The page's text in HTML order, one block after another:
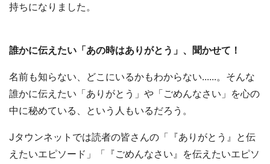
持ちになりました。
誰かに伝えたい「あの時はありがとう」、聞かせて！
名前も知らない、どこにいるかもわからない......。そんな
誰かに伝えたい「ありがとう」や「ごめんなさい」を心の
中に秘めている、という人もいるだろう。
Jタウンネットでは読者の皆さんの「『ありがとう』と伝
えたいエピソード」「『ごめんなさい』を伝えたいエピソ